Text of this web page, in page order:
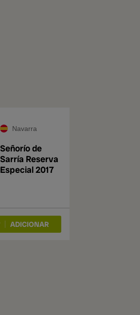
Navarra
Señorío de
Sarría Reserva
Especial 2017